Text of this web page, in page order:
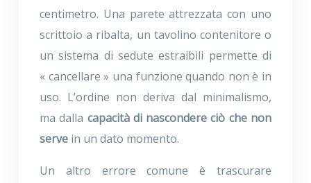
centimetro. Una parete attrezzata con uno
scrittoio a ribalta, un tavolino contenitore o
un sistema di sedute estraibili permette di
« cancellare » una funzione quando non è in
uso. L’ordine non deriva dal minimalismo,
ma dalla capacità di nascondere ciò che non
serve in un dato momento.
Un altro errore comune è trascurare